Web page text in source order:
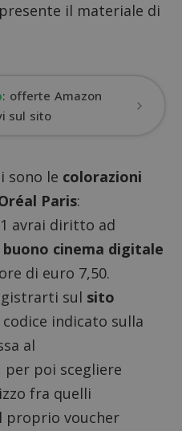
il materiale di
: offerte Amazon
sul sito
sono le colorazioni
Paris:
avrai diritto ad
buono cinema digitale
di euro 7,50.
sul sito
indicato sulla
al
per poi scegliere
fra quelli
proprio voucher